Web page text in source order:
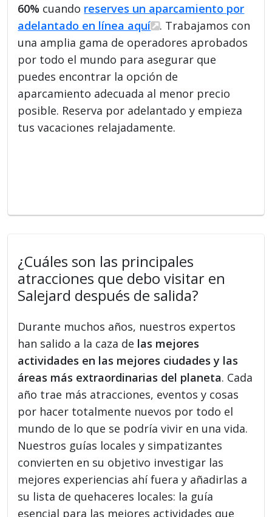
60% cuando reserves un aparcamiento por
adelantado en línea aquí
. Trabajamos con
una amplia gama de operadores aprobados
por todo el mundo para asegurar que
puedes encontrar la opción de
aparcamiento adecuada al menor precio
posible. Reserva por adelantado y empieza
tus vacaciones relajadamente.
¿Cuáles son las principales
atracciones que debo visitar en
Salejard después de salida?
Durante muchos años, nuestros expertos
han salido a la caza de las mejores
actividades en las mejores ciudades y las
áreas más extraordinarias del planeta. Cada
año trae más atracciones, eventos y cosas
por hacer totalmente nuevos por todo el
mundo de lo que se podría vivir en una vida.
Nuestros guías locales y simpatizantes
convierten en su objetivo investigar las
mejores experiencias ahí fuera y añadirlas a
su lista de quehaceres locales: la guía
esencial para las mejores actividades que